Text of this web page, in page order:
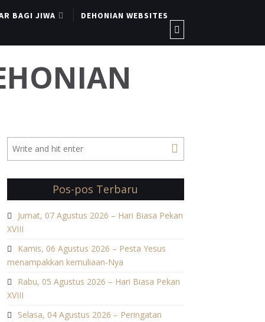
BAGI JIWA DEHONIAN WEBSITES
Pos-pos Terbaru
Jumat, 07 Agustus 2026 – Hari Biasa Pekan
XVIII
Kamis, 06 Agustus 2026 – Pesta Yesus
menampakkan kemuliaan-Nya
Rabu, 05 Agustus 2026 – Hari Biasa Pekan
XVIII
Selasa, 04 Agustus 2026 – Peringatan